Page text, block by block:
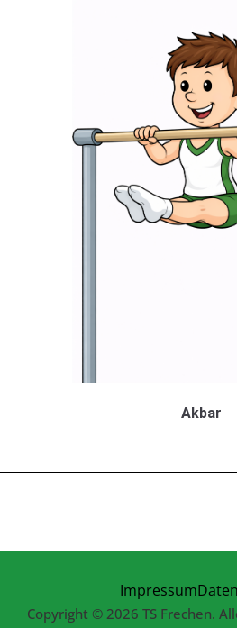
Akbar
Impressum
Copyright © 2026 TS Frechen.